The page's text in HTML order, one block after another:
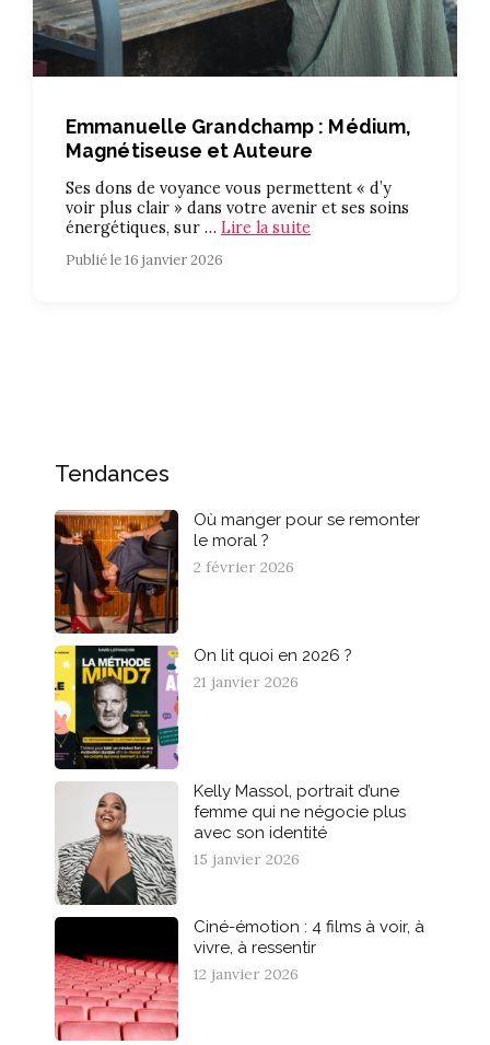
Emmanuelle Grandchamp : Médium,
Magnétiseuse et Auteure
Ses dons de voyance vous permettent « d’y
voir plus clair » dans votre avenir et ses soins
énergétiques, sur … Lire la suite
Publié le 16 janvier 2026
Tendances
Où manger pour se remonter
le moral ?
2 février 2026
On lit quoi en 2026 ?
21 janvier 2026
Kelly Massol, portrait d’une
femme qui ne négocie plus
avec son identité
15 janvier 2026
Ciné-émotion : 4 films à voir, à
vivre, à ressentir
12 janvier 2026